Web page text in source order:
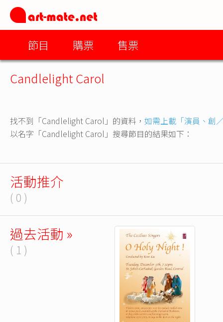
節目 購票 售票
Candlelight Carol
找不到「Candlelight Carol」的資料， 如需上載「演員、創
以名字「Candlelight Carol」搜尋節目的結果如下：
活動推介
( 0 )
過去活動 »
( 1 )